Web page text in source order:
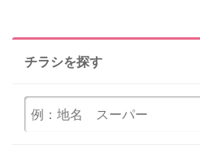
チラシを探す